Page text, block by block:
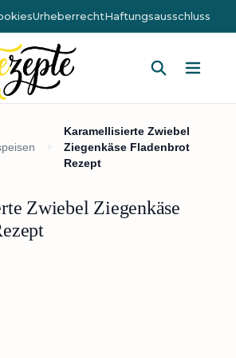
UrheberrechtHaftungsausschluss
Karamellisierte Zwiebel
Ziegenkäse Fladenbrot
Rezept
Zwiebel Ziegenkäse